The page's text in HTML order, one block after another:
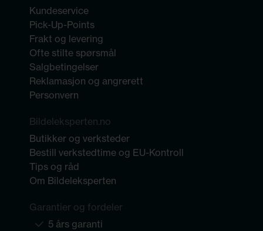
Kundeservice
Pick-Up-Points
Frakt og levering
Ofte stilte spørsmål
Salgbetingelser
Reklamasjon og angrerett
Personvern
Bildeleksperten.no
Butikker og verksteder
Bestill verkstedtime og EU-Kontroll
Tips og råd
Om Bildeleksperten
Garantier og fordeler
5 års garanti